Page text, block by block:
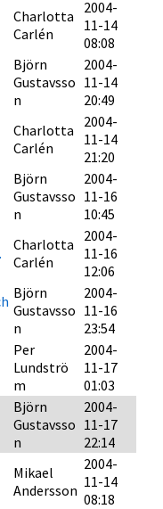
Charlotta
Carlén
2004-
11-14
08:08
Björn
Gustavsso
n
2004-
11-14
20:49
Charlotta
Carlén
2004-
11-14
21:20
Björn
Gustavsso
n
2004-
11-16
10:45
Charlotta
Carlén
2004-
11-16
12:06
Björn
Gustavsso
n
2004-
11-16
23:54
Per
Lundströ
m
2004-
11-17
01:03
Björn
Gustavsso
n
2004-
11-17
22:14
Mikael
Andersson
2004-
11-14
08:18